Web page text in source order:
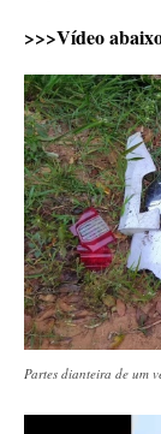
>>>Vídeo
Partes dianteira de um